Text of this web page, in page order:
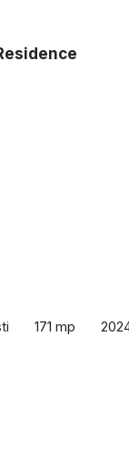
171 mp